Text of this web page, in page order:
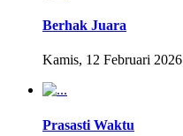
Berhak Juara
Kamis, 12 Februari 2026
Prasasti Waktu